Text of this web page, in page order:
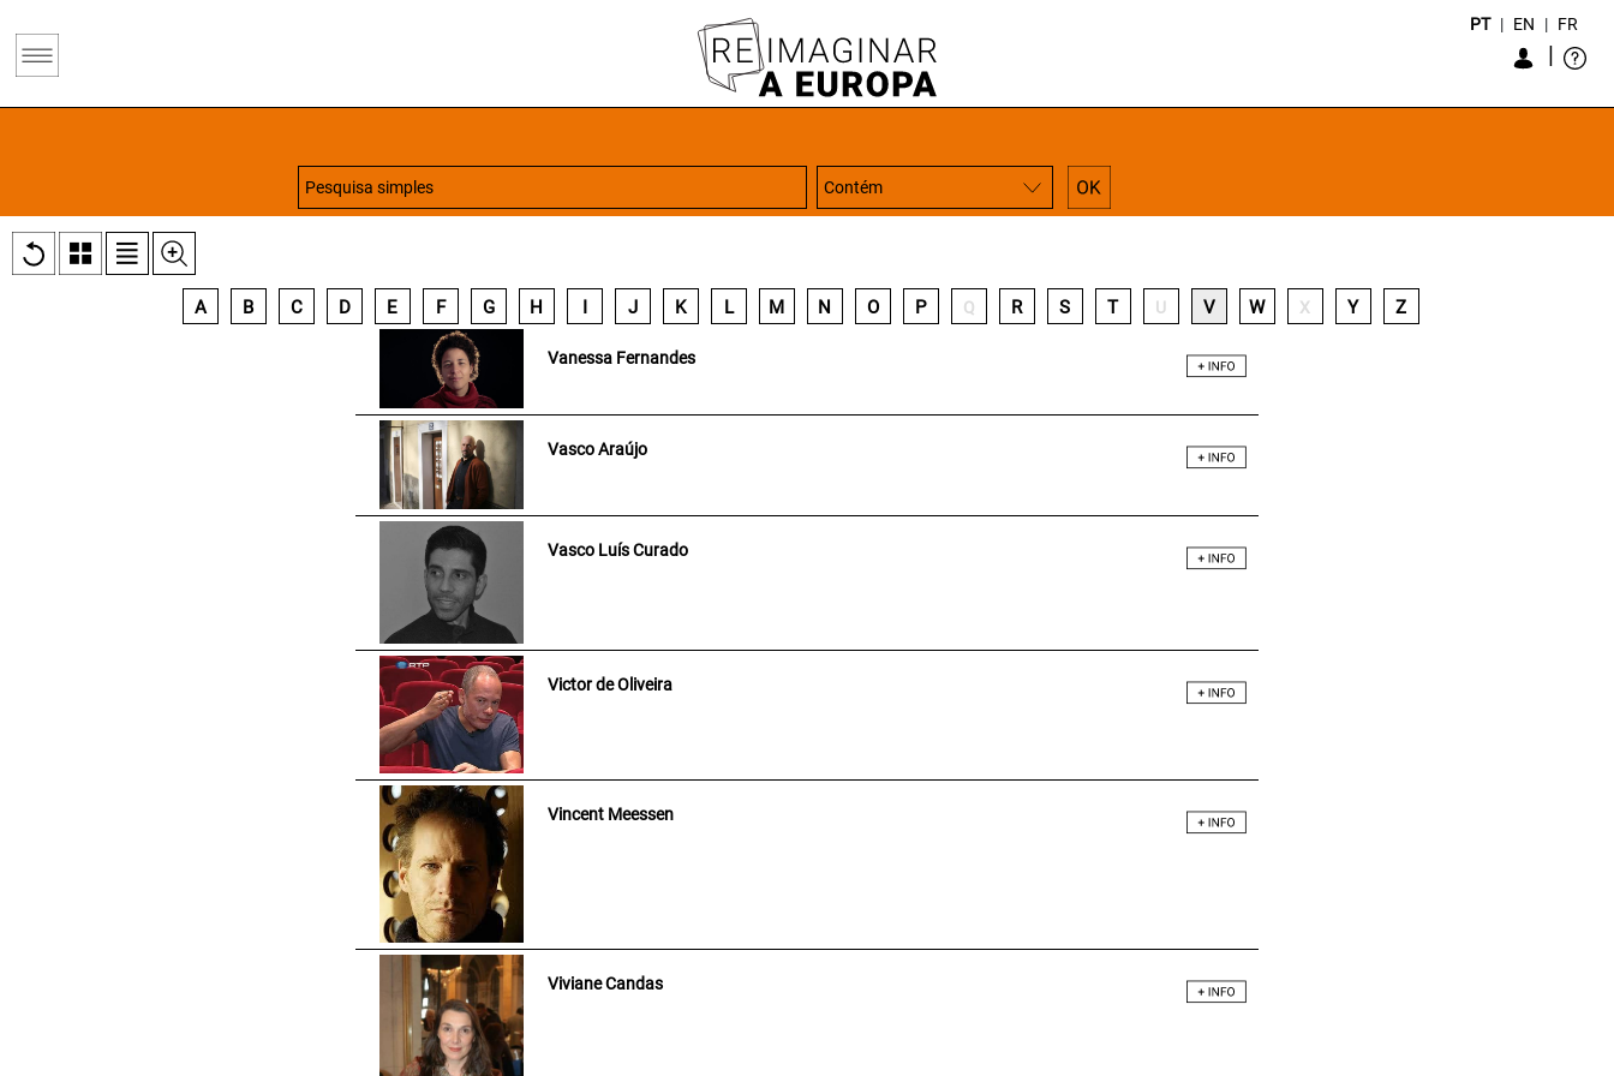
|
PT | EN | FR
A B C D E F G H J K L M N O P Q R S T U V W X Y Z
Vanessa Fernandes
Vasco Araújo
Vasco Luís Curado
Victor de Oliveira
Vincent Meessen
Viviane Candas